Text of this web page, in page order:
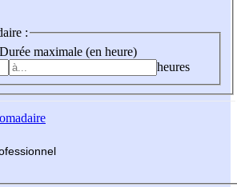
:
Durée maximale (en heure)
heures
fessionnel